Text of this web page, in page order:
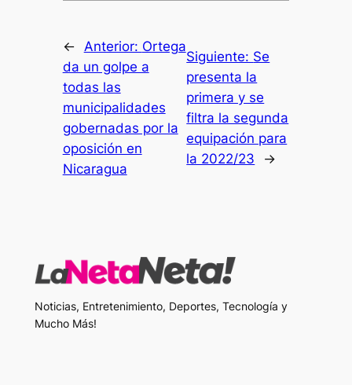
← Anterior: Ortega
da un golpe a
todas las
municipalidades
gobernadas por la
oposición en
Nicaragua
Siguiente: Se
presenta la
primera y se
filtra la segunda
equipación para
la 2022/23
→
Noticias, Entretenimiento, Deportes, Tecnología y
Mucho Más!